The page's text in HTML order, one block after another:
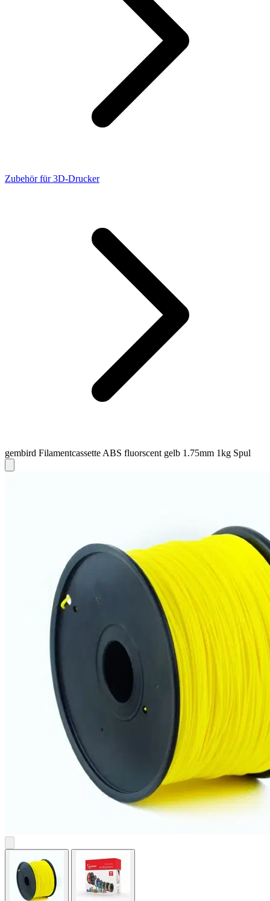
Zubehör für 3D-Drucker
gembird Filamentcassette ABS fluorscent gelb 1.75mm 1kg Spul